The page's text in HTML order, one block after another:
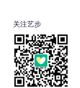
关注艺步